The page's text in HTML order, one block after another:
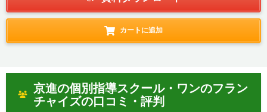
カートに追加
京進の個別指導スクール・ワンのフラン
チャイズの口コミ・評判